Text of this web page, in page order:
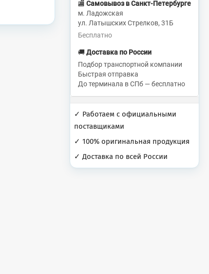
🏬 Самовывоз в Санкт-Петербурге
м. Ладожская
ул. Латышских Стрелков, 31Б
Бесплатно
🚚 Доставка по России
Подбор транспортной компании
Быстрая отправка
До терминала в СПб — бесплатно
✓ Работаем с официальными
поставщиками
✓ 100% оригинальная продукция
✓ Доставка по всей России